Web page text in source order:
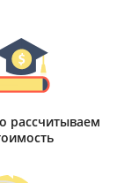
рассчитываем